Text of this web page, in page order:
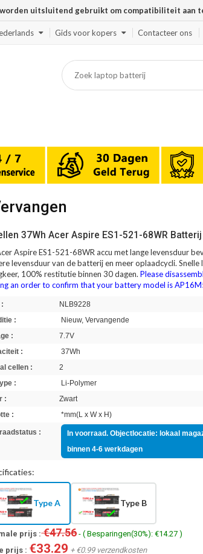
uitsluitend gebruikt om compatibiliteit aan
Gids voor kopers Contacteer ons
37Wh Acer Aspire ES1-521-68WR
Aspire ES1-521-68WR accu met lange levensduur
levensduur van de batterij en meer oplaadcycli. Snelle
100% restitutie binnen 30 dagen.Please
an order to confirm that your battery model is
NLB9228
:
Nieuw, Vervangende
:
7.7V
:
37Wh
cellen :
2
:
Li-Polymer
:
Zwart
:
*mm(L x W x H)
:
In voorraad. Objectlocatie: lokaal
binnen 4-6 werkdagen
Type A Type B
prijs :€47.56- ( Besparingen(30%): €14.27 )
prijs : €33.29 + €0.99 verzendkosten